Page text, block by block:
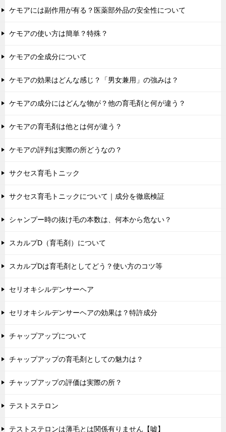
ケモアには副作用が有る？医薬部外品の安全性について
ケモアの使い方は簡単？特殊？
ケモアの全成分について
ケモアの効果はどんな感じ？「男女兼用」の強みは？
ケモアの成分にはどんな物が？他の育毛剤と何が違う？
ケモアの育毛剤は他とは何が違う？
ケモアの評判は実際の所どうなの？
サクセス育毛トニック
サクセス育毛トニックについて｜成分を徹底検証
シャンプー時の抜け毛の本数は、何本から危ない？
スカルプD（育毛剤）について
スカルプDは育毛剤としてどう？使い方のコツ等
セリオキシルデンサーヘア
セリオキシルデンサーヘアの効果は？特許成分
チャップアップについて
チャップアップの育毛剤としての魅力は？
チャップアップの評価は実際の所？
テストステロン
テストステロンは薄毛とは関係有りません【嘘】